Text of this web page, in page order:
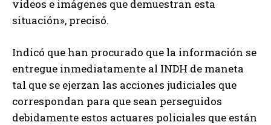
videos e imágenes que demuestran esta
situación», precisó.
Indicó que han procurado que la información se
entregue inmediatamente al INDH de maneta
tal que se ejerzan las acciones judiciales que
correspondan para que sean perseguidos
debidamente estos actuares policiales que están